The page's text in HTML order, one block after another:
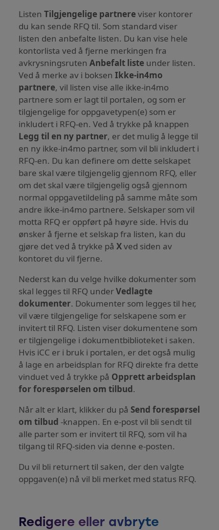
ListenTilgjengelige partnereviser kontorer
du kan sende RFQ til. Som standard viser
listen den anbefalte listen. Du kan vise hele
kontorlista ved å fjerne merkingen fra
avkrysningsrutenAnbefalt liste under listen.
Ved å merke av i boksenIkke-in4mo
partnere, vil listen vise alle ikke-in4mo
partnere som er lagt til portalen, og som er
tilgjengelige for oppgavetypen(e) som er
inkludert i RFQ-en. Ved å trykke på knappen
Legg til en ny partner, er det mulig å legge til
en ny ikke-in4mo partner, som vil bli inkludert i
RFQ-en. Du kan definere om dette selskapet
bare skal være tilgjengelig gjennom RFQ, eller
om det skal være tilgjengelig også gjennom
normal oppgavetildeling på samme måte som
andre ikke-in4mo partnere. Selskaper som vil
motta RFQ er oppført på høyre side. Hvis du
ønsker å fjerne et selskap fra listen, kan du
gjøre det ved å trykke påXved siden av
kontoret du vil fjerne.
Nederst kan du velge hvilke dokumenter som
skal legges til RFQ underVedlagte
dokumenter. Dokumenter som legges til her,
vil være tilgjengelige for selskapene som er
invitert til RFQ. Listen viser dokumentene som
er tilgjengelige i dokumentbiblioteket i saken.
Hvis iCC er i bruk i portalen, er det også mulig
å lage en arbeidsplan for RFQ direkte fra dette
vinduet ved å trykke på Opprett arbeidsplan
for forespørselen om tilbud.
Når alt er klart, klikker du på Send forespørsel
om tilbud-knappen. En e-post vil bli sendt til
alle parter som er invitert til RFQ, som vil ha
tilgang til RFQ-siden via denne e-posten.
Du vil bli returnert til saken, der den valgte
oppgaven(e) nå vil bli merket med status RFQ.
Redigere eller avbryte